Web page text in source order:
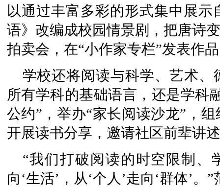
以通过丰富多彩的形式集中展
语》改编成校园情景剧，把唐诗
拍卖会，在“小作家专栏”发表作
学校还将阅读与科学、艺术
所有学科的基础语言，还是学科
公约”，举办“家长阅读沙龙”，
开展读书分享，邀请社区前辈讲
“我们打破阅读的时空限制、
向‘生活’，从‘个人’走向‘群体’。